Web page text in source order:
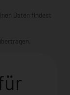
Daten findest